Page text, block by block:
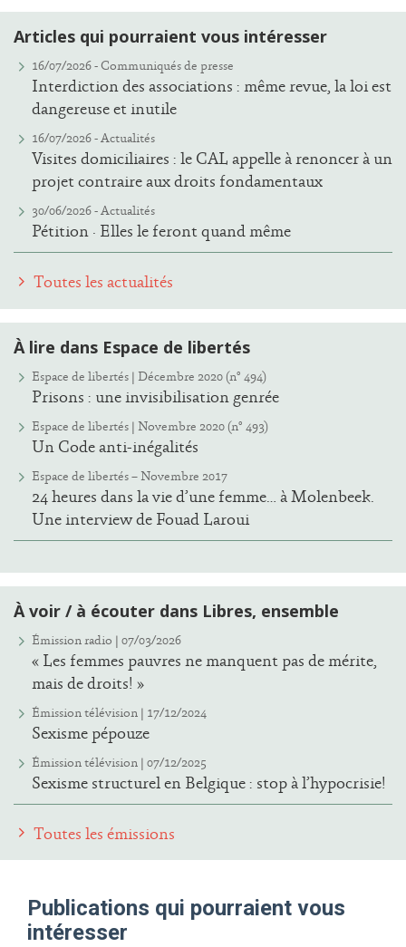
Articles qui pourraient vous intéresser
16/07/2026 -Communiqués de presse
Interdiction des associations : même revue, la loi est
dangereuse et inutile
16/07/2026 -Actualités
Visites domiciliaires : le CAL appelle à renoncer à un
projet contraire aux droits fondamentaux
30/06/2026 -Actualités
Pétition · Elles le feront quand même
Toutes les actualités
À lire dans Espace de libertés
Espace de libertés | Décembre 2020 (n° 494)
Prisons : une invisibilisation genrée
Espace de libertés | Novembre 2020 (n° 493)
Un Code anti-inégalités
Espace de libertés – Novembre 2017
24 heures dans la vie d’une femme… à Molenbeek.
Une interview de Fouad Laroui
À voir / à écouter dans Libres, ensemble
Émission radio | 07/03/2026
« Les femmes pauvres ne manquent pas de mérite,
mais de droits! »
Émission télévision | 17/12/2024
Sexisme pépouze
Émission télévision | 07/12/2025
Sexisme structurel en Belgique : stop à l’hypocrisie!
Toutes les émissions
Publications qui pourraient vous
intéresser